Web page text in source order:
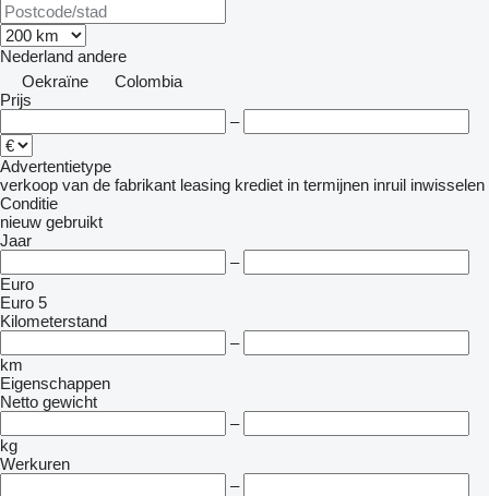
Nederland andere
Oekraïne
Colombia
Prijs
–
Advertentietype
verkoop van de fabrikant leasing krediet in termijnen inruil inwisselen
Conditie
nieuw gebruikt
Jaar
–
Euro
Euro 5
Kilometerstand
–
km
Eigenschappen
Netto gewicht
–
kg
Werkuren
–